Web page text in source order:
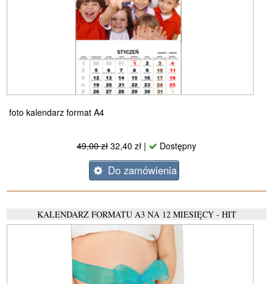
foto kalendarz format A4
49,00 zł 32,40 zł | Dostępny
Do zamówienia
KALENDARZ FORMATU A3 NA 12 MIESIĘCY - HIT